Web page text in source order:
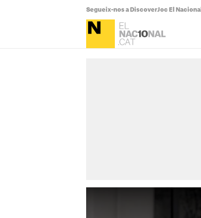
Segueix-nos a DiscoverJoc El Nacional